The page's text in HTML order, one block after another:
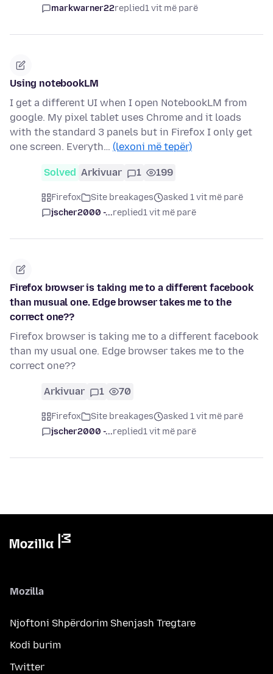
markwarner22replied1 vit më parë
Using notebookLM
I get a different UI when I open NotebookLM from
google. My pixel tablet uses Chrome and it loads
with the standard 3 panels but in Firefox I only get
one screen. Everyth… (lexoni më tepër)
Solved Arkivuar 1 199
Firefox Site breakages
asked 1 vit më parë
jscher2000 -...replied1 vit më parë
Firefox browser is taking me to a different facebook
than musual one. Edge browser takes me to the
correct one??
Firefox browser is taking me to a different facebook
than my usual one. Edge browser takes me to the
correct one??
Arkivuar 1 70
Firefox Site breakages
asked 1 vit më parë
jscher2000 -...replied1 vit më parë
Mozilla
Njoftoni Shpërdorim Shenjash Tregtare
Kodi burim
Twitter